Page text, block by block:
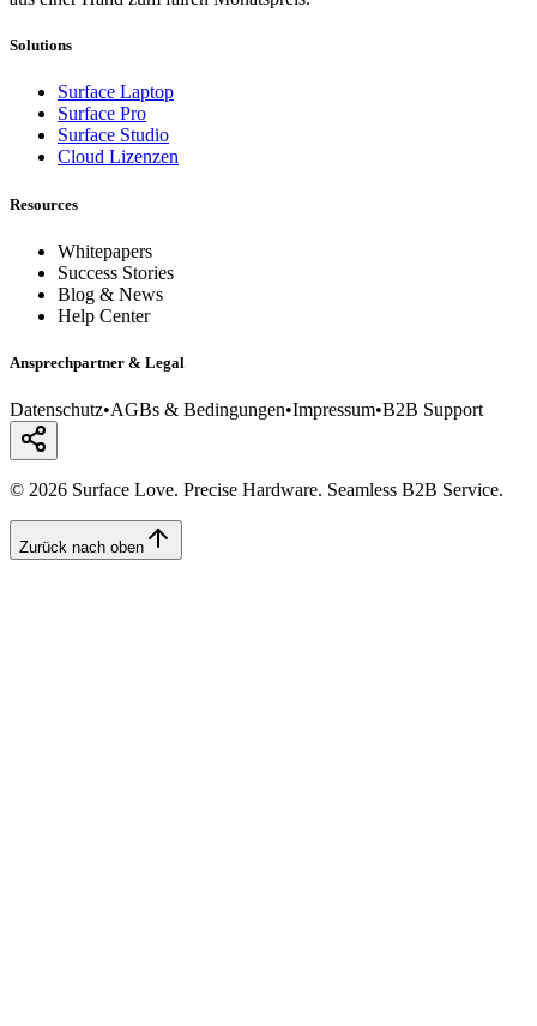
Solutions
Surface Laptop
Surface Pro
Surface Studio
Cloud Lizenzen
Resources
Whitepapers
Success Stories
Blog & News
Help Center
Ansprechpartner & Legal
Datenschutz•AGBs & Bedingungen•Impressum•B2B Support
© 2026 Surface Love. Precise Hardware. Seamless B2B Service.
Zurück nach oben